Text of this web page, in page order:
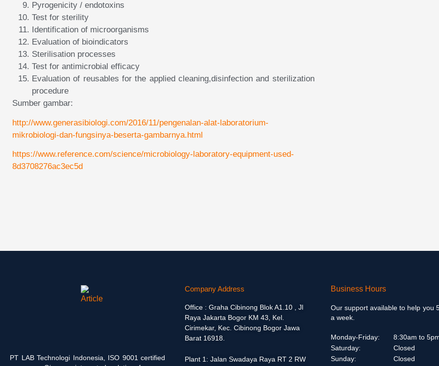
Pyrogenicity / endotoxins
Test for sterility
Identification of microorganisms
Evaluation of bioindicators
Sterilisation processes
Test for antimicrobial efficacy
Evaluation of reusables for the applied cleaning,disinfection and sterilization
procedure
Sumber gambar:
http://www.generasibiologi.com/2016/11/pengenalan-alat-laboratorium-
mikrobiologi-dan-fungsinya-beserta-gambarnya.html
https://www.reference.com/science/microbiology-laboratory-equipment-used-
8d3708276ac3ec5d
PT LAB Technologi Indonesia, ISO 9001 certified
Company Address
Office : Graha Cibinong Blok A1.10 , Jl
Raya Jakarta Bogor KM 43, Kel.
Cirimekar, Kec. Cibinong Bogor Jawa
Barat 16918.
Plant 1: Jalan Swadaya Raya RT 2 RW
Business Hours
Our support available to help you
a week.
Monday-Friday:
Saturday:
Sunday:
8:30am to
Closed
Closed